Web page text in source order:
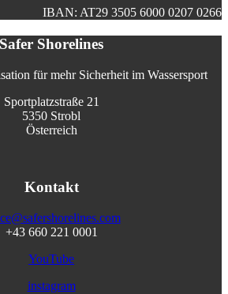
IBAN: AT29 3505 6000 0207 0266
Safer Shorelines
für mehr Sicherheit im Wassersport
Sportplatzstraße 21
5350 Strobl
Österreich
Kontakt
+43 660 221 0001
YouTube
instagram